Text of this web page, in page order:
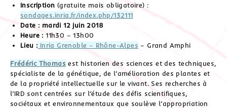
Inscription (gratuite mais obligatoire) :
sondages.inria.fr/index.php/132111
Date : mardi 12 juin 2018
Heure : 11h30 – 13h00
Lieu : Inria Grenoble – Rhône-Alpes – Grand Amphi
Frédéric Thomas est historien des sciences et des techniques,
spécialiste de la génétique, de l’amélioration des plantes et
de la propriété intellectuelle sur le vivant. Ses recherches à
l’IRD sont centrées sur l’étude des défis scientifiques,
sociétaux et environnementaux que soulève l’appropriation